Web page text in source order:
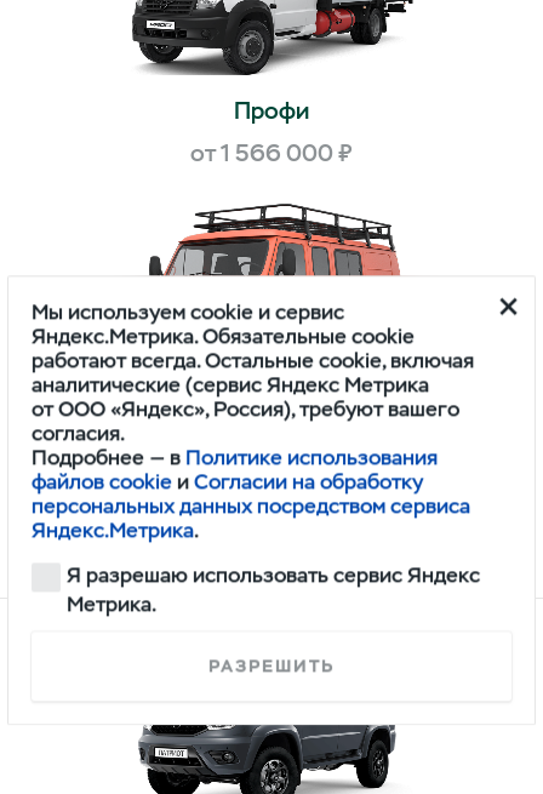
Профи
от 1 566 000 ₽
Буханка
от 1 296 000 ₽
Недоступны к заказу
Мы используем cookie и сервис
Яндекс.Метрика. Обязательные cookie
работают всегда. Остальные cookie, включая
аналитические (сервис Яндекс Метрика
от ООО «Яндекс», Россия), требуют вашего
согласия.
Подробнее — в Политике использования
файлов cookie иСогласии на обработку
персональных данных посредством сервиса
Яндекс.Метрика.
Я разрешаю использовать сервис Яндекс
Метрика.
РАЗРЕШИТЬ